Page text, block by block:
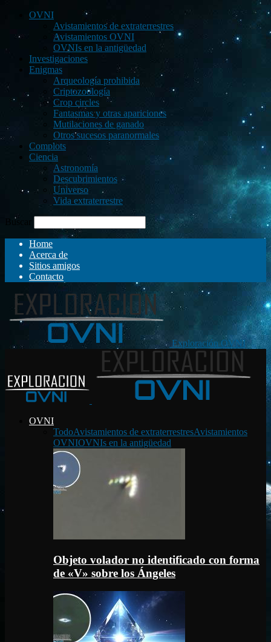
OVNI
Avistamientos de extraterrestres
Avistamientos OVNI
OVNIs en la antigüedad
Investigaciones
Enigmas
Arqueología prohibida
Criptozoología
Crop circles
Fantasmas y otras apariciones
Mutilaciones de ganado
Otros sucesos paranormales
Complots
Ciencia
Astronomía
Descubrimientos
Universo
Vida extraterrestre
Buscar
Home
Acerca de
Sitios amigos
Contacto
Exploración OVNI
OVNI
TodoAvistamientos de extraterrestresAvistamientos
OVNIOVNIs en la antigüedad
Objeto volador no identificado con forma
de «V» sobre los Ángeles